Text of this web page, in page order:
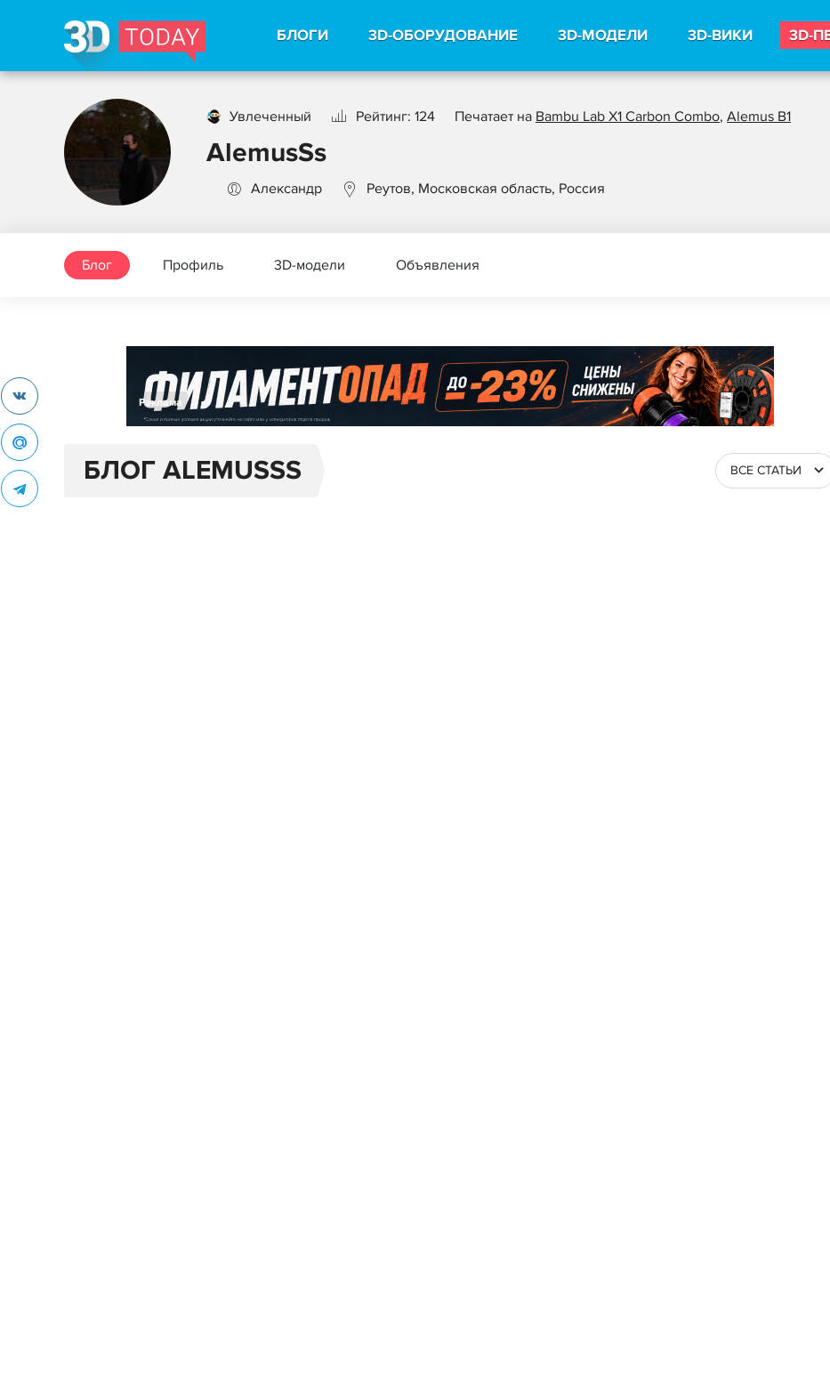
БЛОГИ 3D-ОБОРУДОВАНИЕ 3D-МОДЕЛИ 3D-ВИКИ 3D-
Увлеченный Рейтинг: 124 Печатает на Bambu Lab X1 Carbon Combo, Alemus B1
AlemusSs
Александр Реутов, Московская область, Россия
Блог Профиль 3D-модели Объявления
Реклама
БЛОГ ALEMUSSS ВСЕ СТАТЬИ